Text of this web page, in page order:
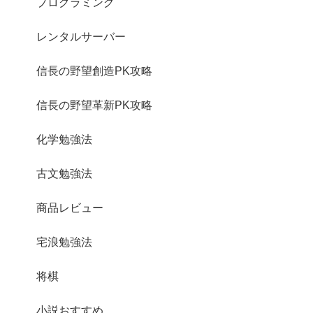
レンタルサーバー
信長の野望創造PK攻略
信長の野望革新PK攻略
化学勉強法
古文勉強法
商品レビュー
宅浪勉強法
将棋
小説おすすめ